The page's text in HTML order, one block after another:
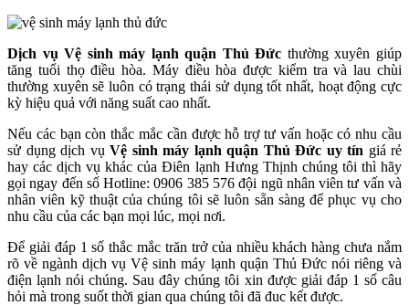
Dịch vụ Vệ sinh máy lạnh quận Thủ Đức thường xuyên giúp
tăng tuổi thọ điều hòa. Máy điều hòa được kiểm tra và lau chùi
thường xuyên sẽ luôn có trạng thái sử dụng tốt nhất, hoạt động cực
kỳ hiệu quả với năng suất cao nhất.
Nếu các bạn còn thắc mắc cần được hỗ trợ tư vấn hoặc có nhu cầu
sử dụng dịch vụ Vệ sinh máy lạnh quận Thủ Đức uy tín giá rẻ
hay các dịch vụ khác của Điên lạnh Hưng Thịnh chúng tôi thì hãy
gọi ngay đến số Hotline: 0906 385 576 đội ngũ nhân viên tư vấn và
nhân viên kỹ thuật của chúng tôi sẽ luôn sẵn sàng để phục vụ cho
nhu cầu của các bạn mọi lúc, mọi nơi.
Để giải đáp 1 số thắc mắc trăn trở của nhiều khách hàng chưa nắm
rõ về ngành dịch vụ Vệ sinh máy lạnh quận Thủ Đức nói riêng và
điện lạnh nói chúng. Sau đây chúng tôi xin được giải đáp 1 số câu
hỏi mà trong suốt thời gian qua chúng tôi đã đuc kết được.